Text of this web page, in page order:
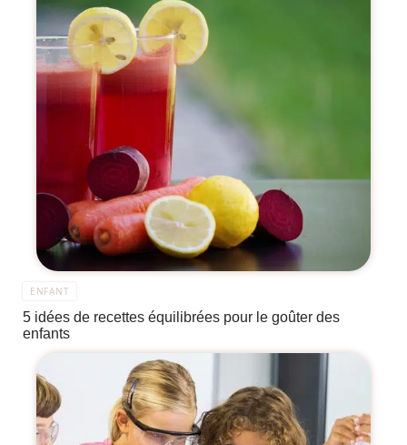
ENFANT
5 idées de recettes équilibrées pour le goûter des
enfants